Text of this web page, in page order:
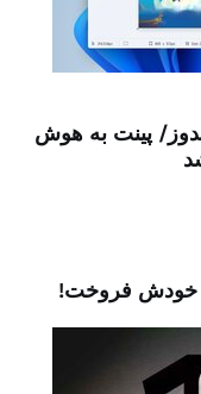
پینت به هوش
خودش فروخت!